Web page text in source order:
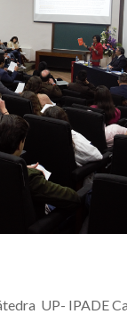
UP- IPADE